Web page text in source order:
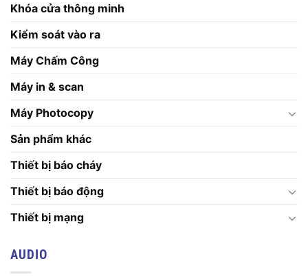
Khóa cửa thông minh
Kiểm soát vào ra
Máy Chấm Công
Máy in & scan
Máy Photocopy
Sản phẩm khác
Thiết bị báo cháy
Thiết bị báo động
Thiết bị mạng
AUDIO